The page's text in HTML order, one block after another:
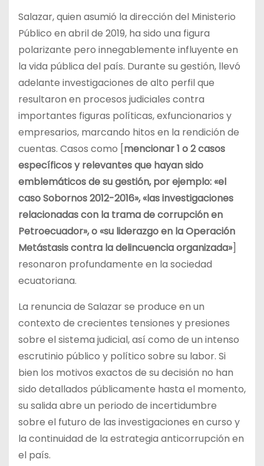
Salazar, quien asumió la dirección del Ministerio
Público en abril de 2019, ha sido una figura
polarizante pero innegablemente influyente en
la vida pública del país. Durante su gestión, llevó
adelante investigaciones de alto perfil que
resultaron en procesos judiciales contra
importantes figuras políticas, exfuncionarios y
empresarios, marcando hitos en la rendición de
cuentas. Casos como [mencionar 1 o 2 casos
específicos y relevantes que hayan sido
emblemáticos de su gestión, por ejemplo: «el
caso Sobornos 2012-2016», «las investigaciones
relacionadas con la trama de corrupción en
Petroecuador», o «su liderazgo en la Operación
Metástasis contra la delincuencia organizada»]
resonaron profundamente en la sociedad
ecuatoriana.
La renuncia de Salazar se produce en un
contexto de crecientes tensiones y presiones
sobre el sistema judicial, así como de un intenso
escrutinio público y político sobre su labor. Si
bien los motivos exactos de su decisión no han
sido detallados públicamente hasta el momento,
su salida abre un periodo de incertidumbre
sobre el futuro de las investigaciones en curso y
la continuidad de la estrategia anticorrupción en
el país.